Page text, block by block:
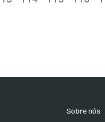
Sobre nós